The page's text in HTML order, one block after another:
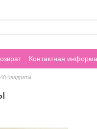
Контактная
Квадраты